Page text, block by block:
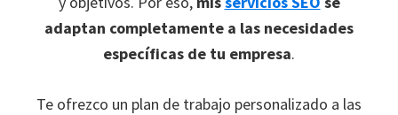
adaptan completamente a las necesidades
específicas de tu empresa.
Te ofrezco un plan de trabajo personalizado a las